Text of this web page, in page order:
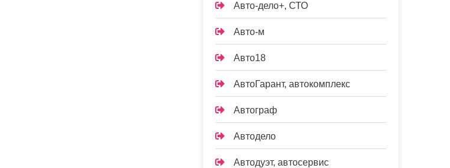
Авто-дело+, СТО
Авто-м
Авто18
АвтоГарант, автокомплекс
Автограф
Автодело
Автодуэт, автосервис